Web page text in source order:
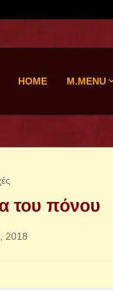
HOME M.MENU
του πόνου
2018